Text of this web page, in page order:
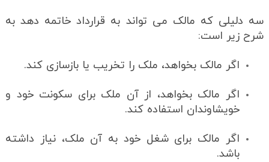
سه دلیلی که مالک می تواند به قرارداد خاتمه دهد به
شرح زیر است:
اگر مالک بخواهد، ملک را تخریب یا بازسازی کند.
اگر مالک بخواهد، از آن ملک برای سکونت خود و
خویشاوندان استفاده کند.
اگر مالک برای شغل خود به آن ملک، نیاز داشته
باشد.